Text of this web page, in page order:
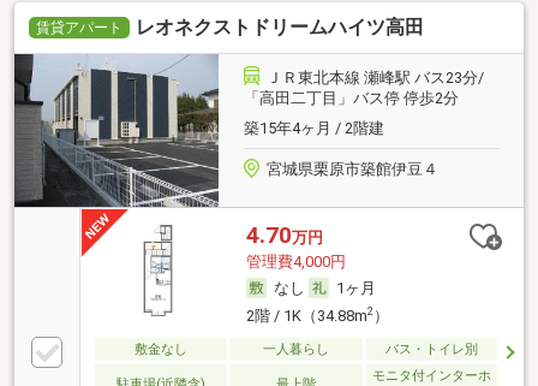
賃貸アパート レオネクストドリームハイツ高田
ＪＲ東北本線 瀬峰駅 バス23分/
「高田二丁目」バス停 停歩2分
築15年4ヶ月 / 2階建
宮城県栗原市築館伊豆４
4.70万円
管理費4,000円
なし
1ヶ月
2階 / 1K（34.88m2）
敷金なし 一人暮らし バス・トイレ別
モニタ付インターホ